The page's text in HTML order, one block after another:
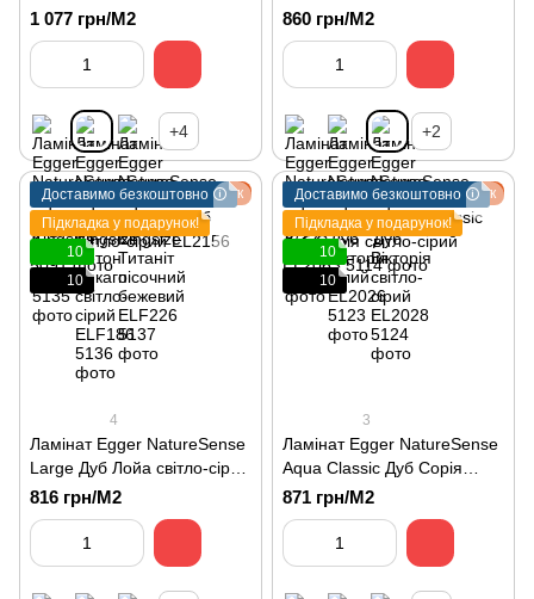
Чикаго світло-сірий ELF186
1 077 грн/М2
+4
світло-сірий EL2028
860 грн/М2
+2
Подарунок
Доставимо безкоштовно 🛈
Підкладка у подарунок!
10
10
4
Ламінат Egger NatureSense
Large Дуб Лойа світло-сірий
EL2156
816 грн/М2
Подарунок
Доставимо безкоштовно 🛈
Підкладка у подарунок!
10
10
3
Ламінат Egger NatureSense
Aqua Classic Дуб Сорія
світло-сірий EL2063
871 грн/М2